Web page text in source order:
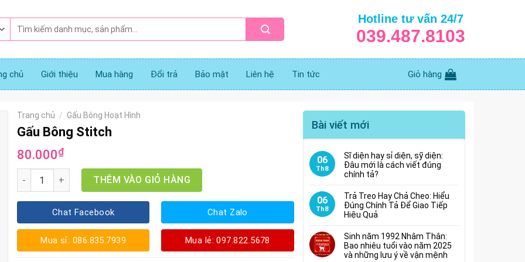
kiếm:
Hotline tư vấn 24/7
039.487.8103
chủ Giới thiệu Mua hàng Đổi trả Bảo mật Liên hệ Tin tức Giỏ hàng
Trang chủ / Gấu Bông Hoạt Hình
Gấu Bông Stitch
80.000₫
Gấu Bông Stitch số lượngTHÊM VÀO GIỎ HÀNG
Chat Facebook
Mua sỉ: 086.835.7939
Chat Zalo
Mua lẻ: 097.822.5678
Bài viết mới
06
Th8
Sĩ diện hay sỉ diện, sỹ diện:
Đâu mới là cách viết đúng
chính tả?
06
Th8
Trả Treo Hay Chả Cheo: Hiểu
Đúng Chính Tả Để Giao Tiếp
Hiệu Quả
Sinh năm 1992 Nhâm Thân:
Bao nhiêu tuổi vào năm 2025
và những lưu ý về vận mệnh